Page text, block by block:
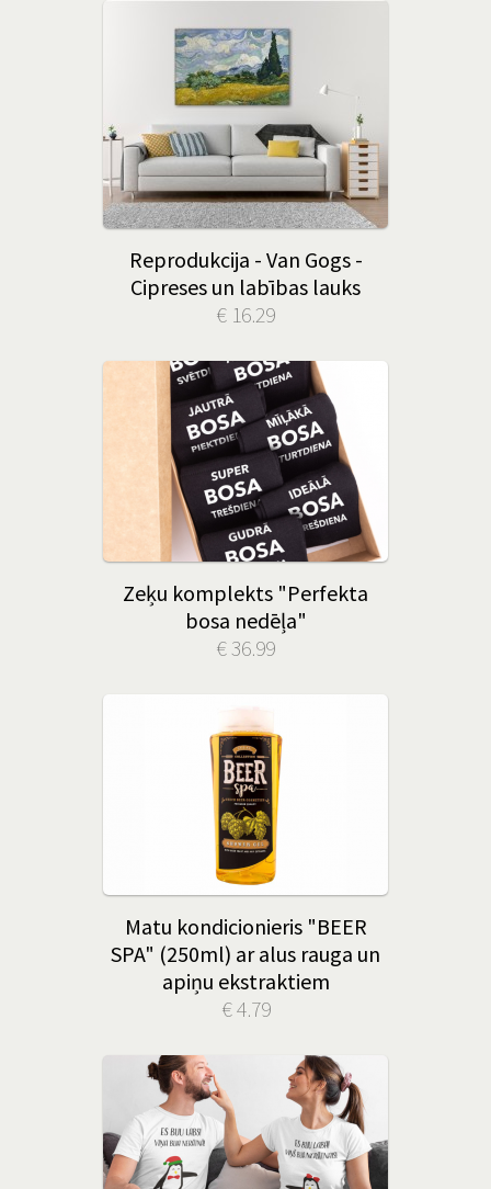
Reprodukcija - Van Gogs -
Cipreses un labības lauks
€ 16.29
Zeķu komplekts "Perfekta
bosa nedēļa"
€ 36.99
Matu kondicionieris "BEER
SPA" (250ml) ar alus rauga un
apiņu ekstraktiem
€ 4.79